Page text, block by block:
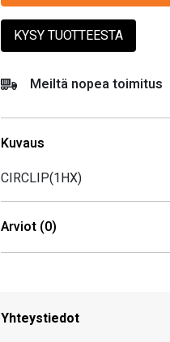
KYSY TUOTTEESTA
Meiltä nopea toimitus
Kuvaus
CIRCLIP(1HX)
Arviot (0)
Yhteystiedot